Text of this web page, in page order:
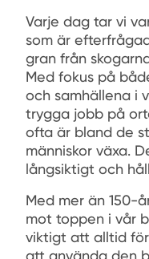
Varje dag tar vi
som är
gran från
Med fokus på
och samhällena i
trygga jobb på
ofta är bland de
människor växa.
långsiktigt och
Med mer än 150-
mot toppen i vår
viktigt att alltid
att använda den